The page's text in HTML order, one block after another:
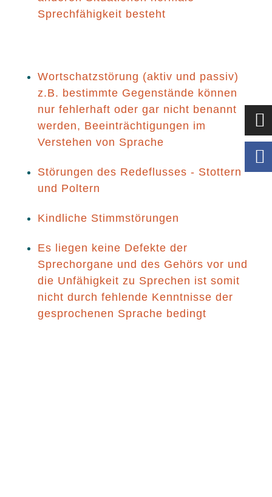
Sprechfähigkeit besteht
Wortschatzstörung (aktiv und passiv)
z.B. bestimmte Gegenstände können
nur fehlerhaft oder gar nicht benannt
werden, Beeinträchtigungen im
Verstehen von Sprache
Störungen des Redeflusses - Stottern
und Poltern
Kindliche Stimmstörungen
Es liegen keine Defekte der
Sprechorgane und des Gehörs vor und
die Unfähigkeit zu Sprechen ist somit
nicht durch fehlende Kenntnisse der
gesprochenen Sprache bedingt